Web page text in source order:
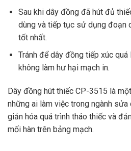
Sau khi dây đồng đã hút đủ
dùng và tiếp tục sử dụng đoạn
tốt nhất.
Tránh để dây đồng tiếp xúc
không làm hư hại mạch in.
Dây đồng hút thiếc CP-3515 là
những ai làm việc trong ngành
giản hóa quá trình tháo thiếc và
mối hàn trên bảng mạch.